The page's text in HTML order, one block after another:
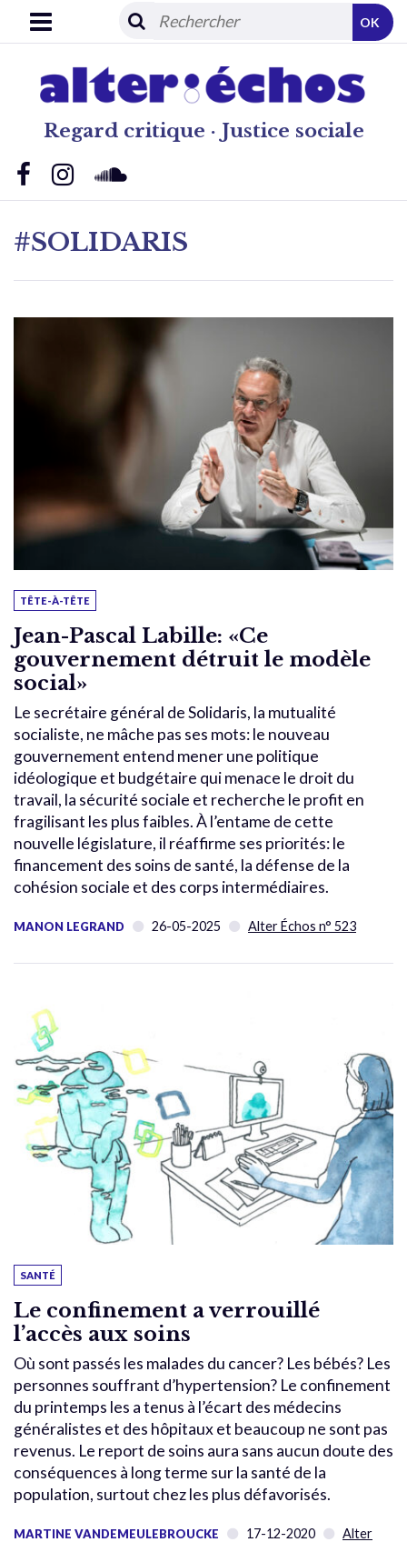
Regard critique · Justice sociale
OK
#SOLIDARIS
TÊTE-À-TÊTE
Jean-Pascal Labille: «Ce
gouvernement détruit le modèle
social»
Le secrétaire général de Solidaris, la mutualité
socialiste, ne mâche pas ses mots: le nouveau
gouvernement entend mener une politique
idéologique et budgétaire qui menace le droit du
travail, la sécurité sociale et recherche le profit en
fragilisant les plus faibles. À l’entame de cette
nouvelle législature, il réaffirme ses priorités: le
financement des soins de santé, la défense de la
cohésion sociale et des corps intermédiaires.
MANON LEGRAND 26-05-2025 Alter Échos n° 523
SANTÉ
Le confinement a verrouillé
l’accès aux soins
Où sont passés les malades du cancer? Les bébés? Les
personnes souffrant d’hypertension? Le confinement
du printemps les a tenus à l’écart des médecins
généralistes et des hôpitaux et beaucoup ne sont pas
revenus. Le report de soins aura sans aucun doute des
conséquences à long terme sur la santé de la
population, surtout chez les plus défavorisés.
MARTINE VANDEMEULEBROUCKE 17-12-2020
Alter